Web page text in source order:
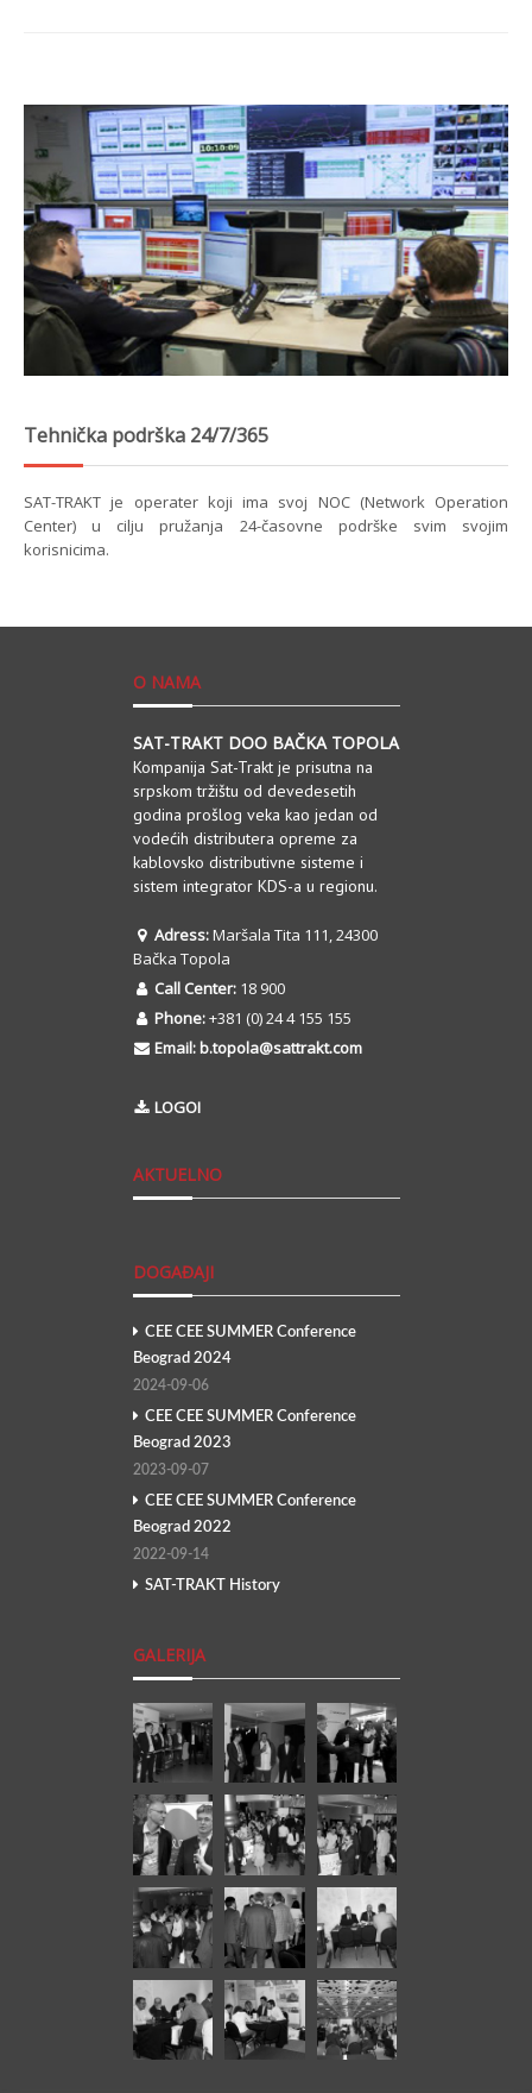
Tehnička podrška 24/7/365
SAT-TRAKT je operater koji ima svoj NOC (Network Operation
Center) u cilju pružanja 24-časovne podrške svim svojim
korisnicima.
O NAMA
SAT-TRAKT DOO BAČKA TOPOLA
Kompanija Sat-Trakt je prisutna na
srpskom tržištu od devedesetih
godina prošlog veka kao jedan od
vodećih distributera opreme za
kablovsko distributivne sisteme i
sistem integrator KDS-a u regionu.
Adress:Maršala Tita 111, 24300
Bačka Topola
Call Center: 18 900
Phone:+381 (0) 24 4 155 155
Email:b.topola@sattrakt.com
LOGOI
AKTUELNO
DOGAĐAJI
CEE CEE SUMMER Conference
Beograd 2024
2024-09-06
CEE CEE SUMMER Conference
Beograd 2023
2023-09-07
CEE CEE SUMMER Conference
Beograd 2022
2022-09-14
SAT-TRAKT History
GALERIJA